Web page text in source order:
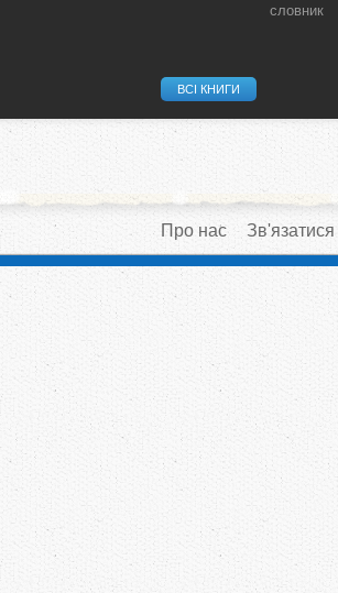
словник
ВСІ КНИГИ
Про нас